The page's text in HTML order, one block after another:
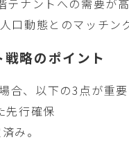
ナントへの需要が
口動態とのマッチン
略のポイント
、以下の3点が重要
先行確保
み。